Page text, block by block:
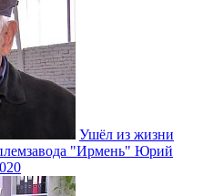
Ушёл из жизни
"Ирмень" Юрий